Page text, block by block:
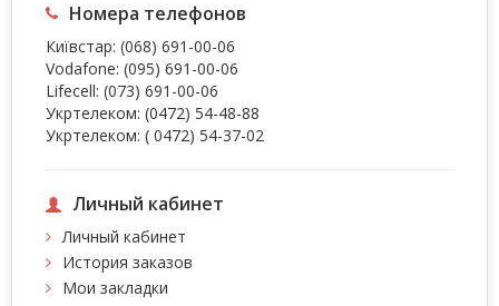
Номера телефонов
Київстар: (068) 691-00-06
Vodafone: (095) 691-00-06
Lifecell: (073) 691-00-06
Укртелеком: (0472) 54-48-88
Укртелеком: ( 0472) 54-37-02
Личный кабинет
Личный кабинет
История заказов
Мои закладки